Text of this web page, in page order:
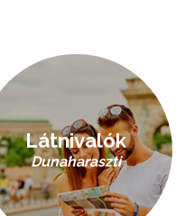
Látnivalók
Dunaharaszti